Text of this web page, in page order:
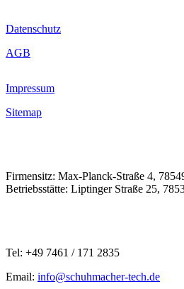
Datenschutz
AGB
Impressum
Sitemap
Firmensitz: Max-Planck-Straße 4,
Betriebsstätte: Liptinger Straße 25,
Tel: +49 7461 / 171 2835
Email: info@schuhmacher-tech.de